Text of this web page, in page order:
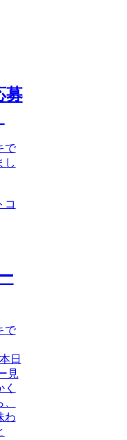
募
で
し
コ
で
日
見
わ